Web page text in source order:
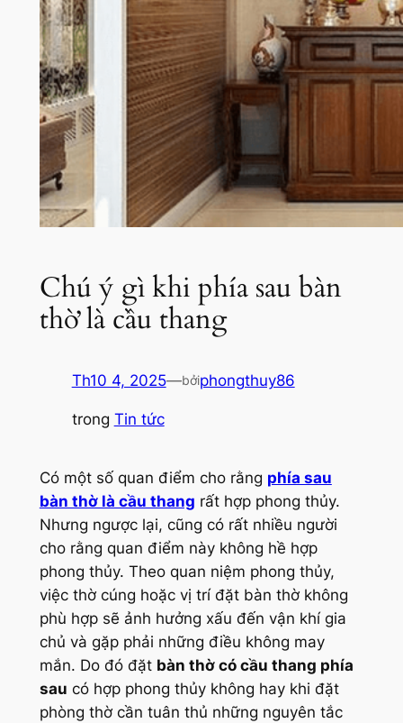
Chú ý gì khi phía sau bàn
thờ là cầu thang
Th10 4, 2025—bởiphongthuy86
trong Tin tức
Có một số quan điểm cho rằng phía sau
bàn thờ là cầu thang rất hợp phong thủy.
Nhưng ngược lại, cũng có rất nhiều người
cho rằng quan điểm này không hề hợp
phong thủy. Theo quan niệm phong thủy,
việc thờ cúng hoặc vị trí đặt bàn thờ không
phù hợp sẽ ảnh hưởng xấu đến vận khí gia
chủ và gặp phải những điều không may
mắn. Do đó đặt bàn thờ có cầu thang phía
sau có hợp phong thủy không hay khi đặt
phòng thờ cần tuân thủ những nguyên tắc